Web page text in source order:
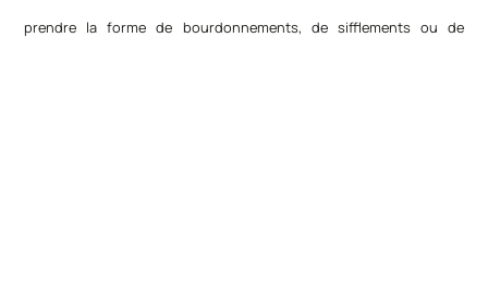
prendre la forme de bourdonnements, de sifflements ou de